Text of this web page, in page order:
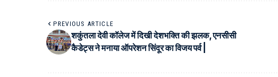
PREVIOUS ARTICLE
शकुंतला देवी कॉलेज में दिखी देशभक्ति की झलक, एनसीसी
कैडेट्स ने मनाया ऑपरेशन सिंदूर का विजय पर्व |